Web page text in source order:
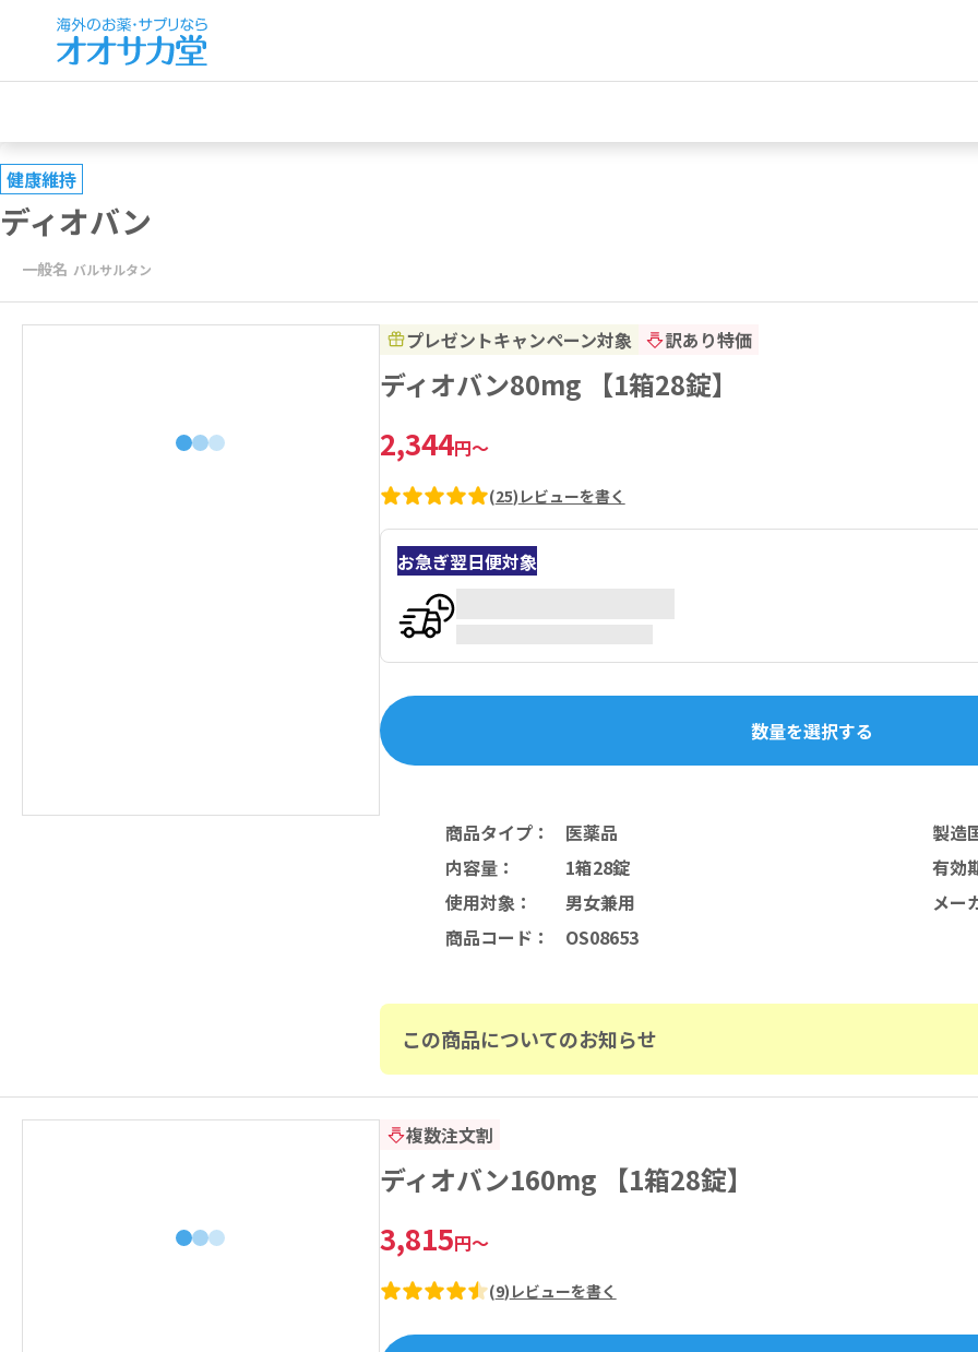
健康維持
ディオバン
一般名 バルサルタン
プレゼントキャンペーン対象 訳あり特価
ディオバン80mg 【1箱28錠】
2,344円～
(25) レビューを書く
お急ぎ翌日便対象
数量を選択する
商品タイプ：
医薬品
内容量：
1箱28錠
使用対象：
男女兼用
商品コード ： OS08653
製造
有効
メー
この商品についてのお知らせ
複数注文割
ディオバン160mg 【1箱28錠】
3,815円～
(9) レビューを書く